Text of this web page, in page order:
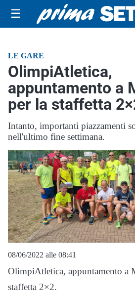
☰
LE GARE
OlimpiAtletica,
appuntamento a
per la staffetta
Intanto, importanti piazzamenti
nell'ultimo fine settimana.
08/06/2022 alle 08:41
OlimpiAtletica, appuntamento a
staffetta 2×2.